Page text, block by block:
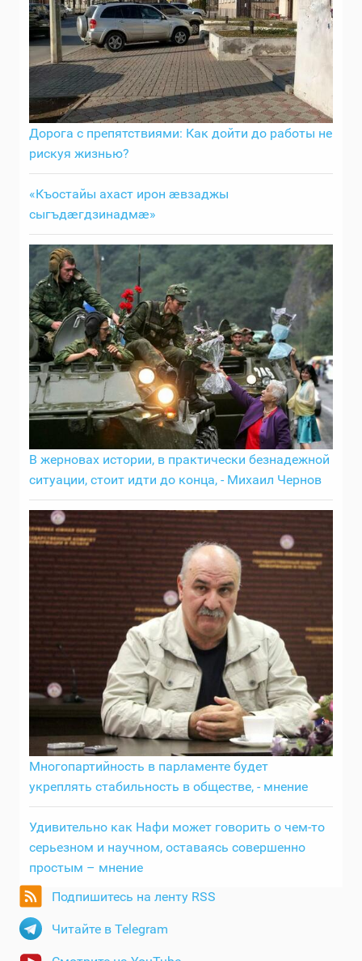
Дорога с препятствиями: Как дойти до работы не
рискуя жизнью?
«Къостайы ахаст ирон ӕвзаджы
сыгъдӕгдзинадмӕ»
В жерновах истории, в практически безнадежной
ситуации, стоит идти до конца, - Михаил Чернов
Многопартийность в парламенте будет
укреплять стабильность в обществе, - мнение
Удивительно как Нафи может говорить о чем-то
серьезном и научном, оставаясь совершенно
простым – мнение
Подпишитесь на ленту RSS
Читайте в Telegram